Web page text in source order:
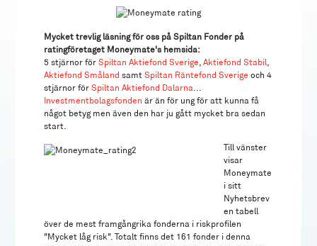
Mycket trevlig läsning för oss på Spiltan Fonder på
ratingföretaget Moneymate's hemsida:
5 stjärnor förSpiltan Aktiefond Sverige ,Aktiefond Stabil
Aktiefond SmålandsamtSpiltan Räntefond Sverigeoch 4
stjärnor förSpiltan Aktiefond Dalarna
Investmentbolagsfonden är än för ung för att kunna få
något betyg men även den har ju gått mycket bra sedan
start.
Till vänster
visar
Moneymate
i sitt
Nyhetsbrev
en tabell
över de mest framgångrika fonderna i riskprofilen
"Mycket låg risk". Totalt finns det 161 fonder i denna